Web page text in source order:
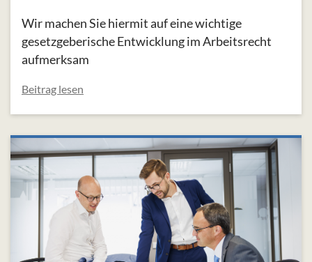
Wir machen Sie hiermit auf eine wichtige
gesetzgeberische Entwicklung im Arbeitsrecht
aufmerksam
Beitrag lesen